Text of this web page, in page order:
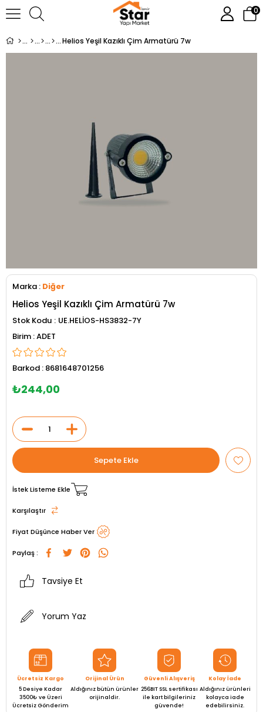
0
Helios Yeşil Kazıklı Çim Armatürü 7w
Marka : Diğer
Helios Yeşil Kazıklı Çim Armatürü 7w
Stok Kodu
UE.HELİOS-HS3832-7Y
ADET
Barkod : 8681648701256
₺244,00
İstek Listeme Ekle
Karşılaştır
Fiyat Düşünce Haber Ver
Paylaş :
Tavsiye Et
Yorum Yaz
Ücretsiz Kargo
5 Desiye Kadar
3500₺ ve Üzeri
Ücretsiz Gönderim
Orijinal Ürün
Aldığınız bütün ürünler
orijinaldir.
Güvenli Alışveriş
256BIT SSL sertifikası
ile kart bilgileriniz
güvende!
Kolay İade
Aldığınız ürünleri
kolayca iade
edebilirsiniz.